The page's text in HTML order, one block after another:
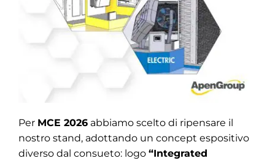
Per MCE 2026abbiamo scelto di ripensare il
nostro stand, adottando un concept espositivo
diverso dal consueto: logo “Integrated